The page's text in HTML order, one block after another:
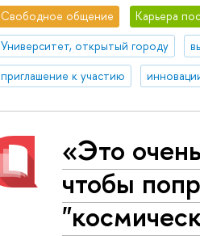
Свободное общение Карьера
Университет, открытый городу
приглашение к участию
«Это
чтобы